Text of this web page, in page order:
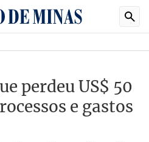
perdeu US$ 50
e gastos